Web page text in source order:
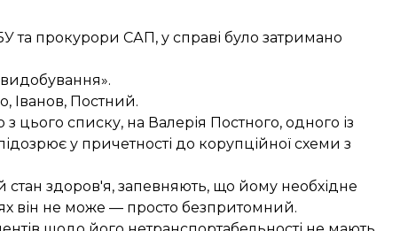
та прокурори САП, у справі було затримано
Іванов, Постний.
цього списку, на Валерія Постного, одного із
у причетності до корупційної схеми з
здоров'я, запевняють, що йому необхідне
він не може — просто безпритомний.